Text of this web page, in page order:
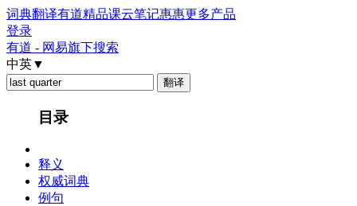
词典翻译有道精品课云笔记惠惠更多产品
登录
有道 - 网易旗下搜索
中英▼
目录
释义
权威词典
例句